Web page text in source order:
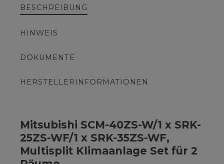
BESCHREIBUNG
HINWEIS
DOKUMENTE
HERSTELLERINFORMATIONEN
Mitsubishi SCM-40ZS-W/1 x SRK-
25ZS-WF/1 x SRK-35ZS-WF,
Multisplit Klimaanlage Set für 2